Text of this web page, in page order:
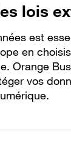
lois
est
en
Orange
vos